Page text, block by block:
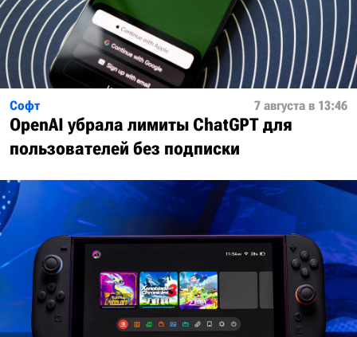
Софт 7 августа в 13:46
OpenAI убрала лимиты ChatGPT для
пользователей без подписки